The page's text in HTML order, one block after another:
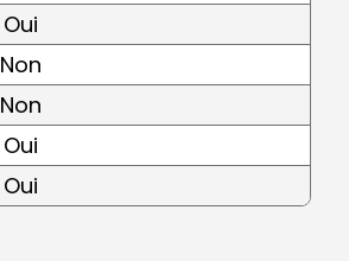
Oui
Non
Non
Oui
Oui